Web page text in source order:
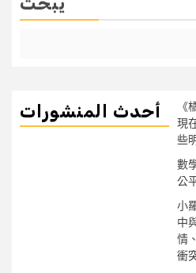
أحدث المنشورات
《
現
些
數
公
小
中
情
衝